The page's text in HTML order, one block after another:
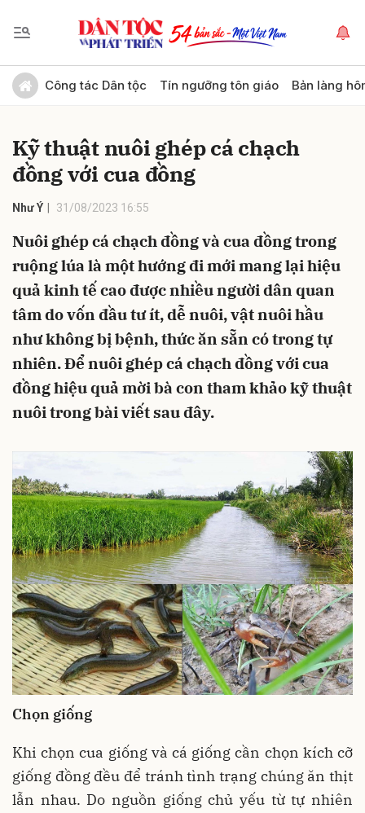
Công tác Dân tộc Tín ngưỡng tôn giáo Bản làng
Kỹ thuật nuôi ghép cá chạch
đồng với cua đồng
Như Ý 31/08/2023 16:55
Nuôi ghép cá chạch đồng và cua đồng trong
ruộng lúa là một hướng đi mới mang lại hiệu
quả kinh tế cao được nhiều người dân quan
tâm do vốn đầu tư ít, dễ nuôi, vật nuôi hầu
như không bị bệnh, thức ăn sẵn có trong tự
nhiên. Để nuôi ghép cá chạch đồng với cua
đồng hiệu quả mời bà con tham khảo kỹ thuật
nuôi trong bài viết sau đây.
Chọn giống
Khi chọn cua giống và cá giống cần chọn kích cỡ
giống đồng đều để tránh tình trạng chúng ăn thịt
lẫn nhau. Do nguồn giống chủ yếu từ tự nhiên
Gửi bình luận
Hủy Gửi